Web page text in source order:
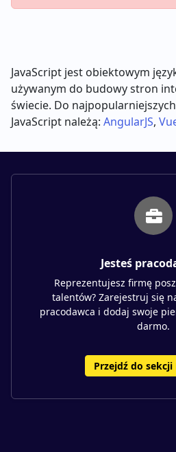
JavaScript jest obiektowym
używanym do budowy stron
świecie. Do
JavaScript należą: AngularJS,
Jesteś
Reprezentujesz firmę
talentów? Zarejestruj się
pracodawca i dodaj swoje
darmo.
Przejdź do